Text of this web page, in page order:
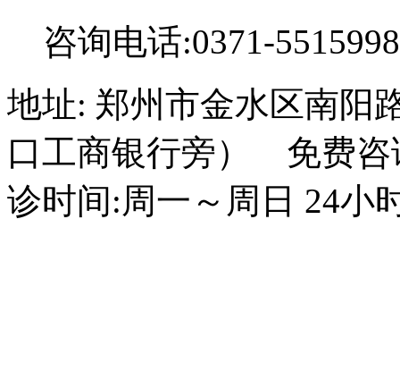
咨询电话:0371-
地址: 郑州市金水区南阳
口工商银行旁） 免费咨
诊时间:周一～周日 24小